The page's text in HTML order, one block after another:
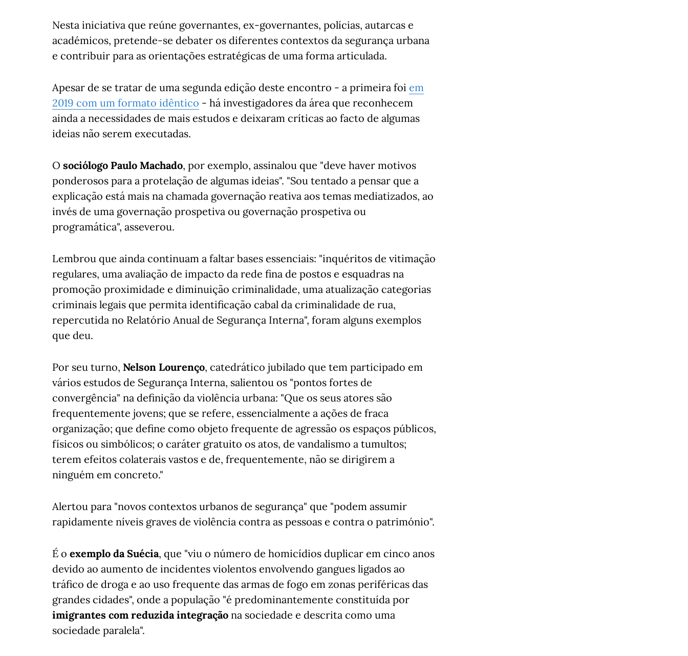
Nesta iniciativa que reúne governantes, ex-governantes, polícias, autarcas e
académicos, pretende-se debater os diferentes contextos da segurança urbana
e contribuir para as orientações estratégicas de uma forma articulada.
Apesar de se tratar de uma segunda edição deste encontro - a primeira foi em
2019 com um formato idêntico - há investigadores da área que reconhecem
ainda a necessidades de mais estudos e deixaram críticas ao facto de algumas
ideias não serem executadas.
O sociólogo Paulo Machado, por exemplo, assinalou que "deve haver motivos
ponderosos para a protelação de algumas ideias". "Sou tentado a pensar que a
explicação está mais na chamada governação reativa aos temas mediatizados, ao
invés de uma governação prospetiva ou governação prospetiva ou
programática", asseverou.
Lembrou que ainda continuam a faltar bases essenciais: "inquéritos de vitimação
regulares, uma avaliação de impacto da rede fina de postos e esquadras na
promoção proximidade e diminuição criminalidade, uma atualização categorias
criminais legais que permita identificação cabal da criminalidade de rua,
repercutida no Relatório Anual de Segurança Interna", foram alguns exemplos
que deu.
Por seu turno, Nelson Lourenço, catedrático jubilado que tem participado em
vários estudos de Segurança Interna, salientou os "pontos fortes de
convergência" na definição da violência urbana: "Que os seus atores são
frequentemente jovens; que se refere, essencialmente a ações de fraca
organização; que define como objeto frequente de agressão os espaços públicos,
físicos ou simbólicos; o caráter gratuito os atos, de vandalismo a tumultos;
terem efeitos colaterais vastos e de, frequentemente, não se dirigirem a
ninguém em concreto."
Alertou para "novos contextos urbanos de segurança" que "podem assumir
rapidamente níveis graves de violência contra as pessoas e contra o património".
É o exemplo da Suécia, que "viu o número de homicídios duplicar em cinco anos
devido ao aumento de incidentes violentos envolvendo gangues ligados ao
tráfico de droga e ao uso frequente das armas de fogo em zonas periféricas das
grandes cidades", onde a população "é predominantemente constituída por
imigrantes com reduzida integração na sociedade e descrita como uma
sociedade paralela".